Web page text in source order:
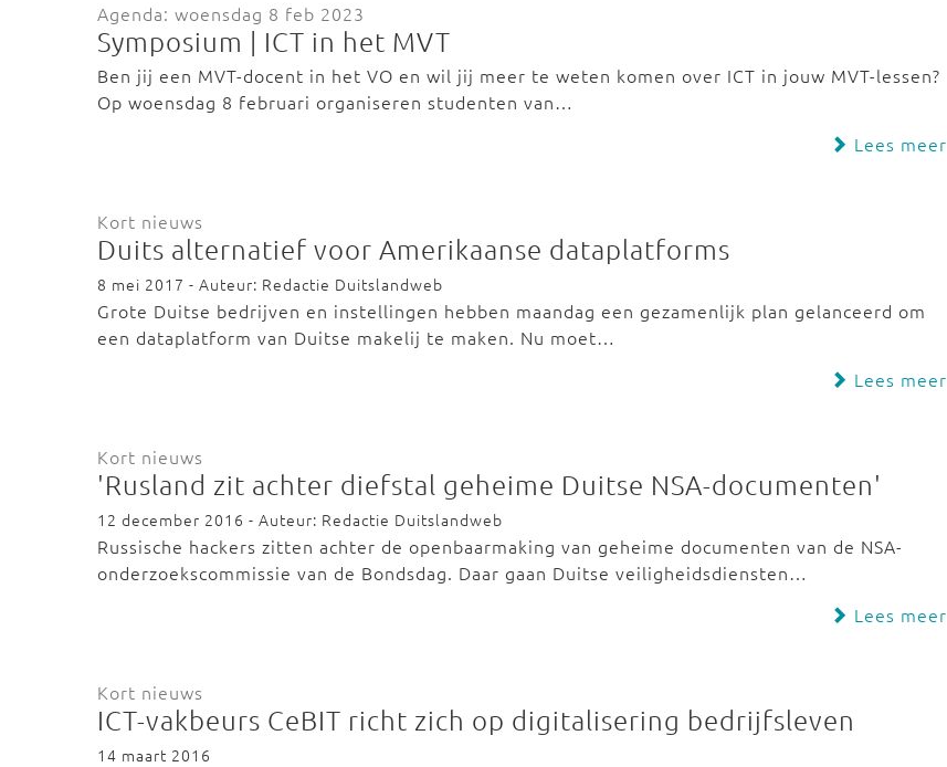
Agenda: woensdag 8 feb 2023
Symposium | ICT in het MVT
Ben jij een MVT-docent in het VO en wil jij meer te weten komen over ICT in jouw MVT-lessen?
Op woensdag 8 februari organiseren studenten van…
Lees meer
Kort nieuws
Duits alternatief voor Amerikaanse dataplatforms
8 mei 2017 - Auteur: Redactie Duitslandweb
Grote Duitse bedrijven en instellingen hebben maandag een gezamenlijk plan gelanceerd om
een dataplatform van Duitse makelij te maken. Nu moet…
Lees meer
Kort nieuws
'Rusland zit achter diefstal geheime Duitse NSA-documenten'
12 december 2016 - Auteur: Redactie Duitslandweb
Russische hackers zitten achter de openbaarmaking van geheime documenten van de NSA-
onderzoekscommissie van de Bondsdag. Daar gaan Duitse veiligheidsdiensten…
Lees meer
Kort nieuws
ICT-vakbeurs CeBIT richt zich op digitalisering bedrijfsleven
14 maart 2016